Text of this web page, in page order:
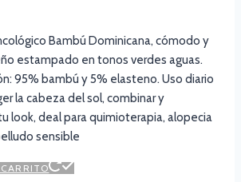
Bambú Dominicana, cómodo y
estampado en tonos verdes aguas.
95% bambú y 5% elasteno. Uso diario
la cabeza del sol, combinar y
look, deal para quimioterapia, alopecia
sensible